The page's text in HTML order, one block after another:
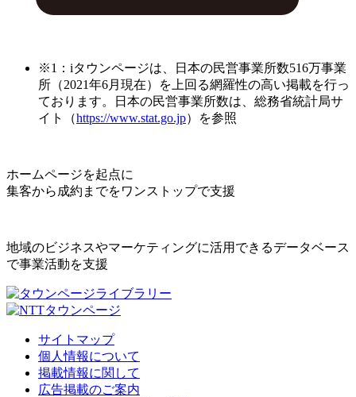
※1：iタウンページは、日本の民営事業所数516万事業
所（2021年6月現在）を上回る網羅性の高い掲載を行っ
ております。日本の民営事業所数は、総務省統計局サ
イト（https://www.stat.go.jp）を参照
ホームページを起点に
集客から成約までをワンストップで支援
地域のビジネスやマーケティングに活用できるデータベース
で事業活動を支援
サイトマップ
個人情報について
掲載情報に関して
広告掲載のご案内